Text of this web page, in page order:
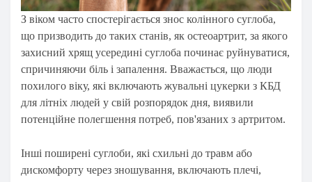
З віком часто спостерігається знос колінного суглоба,
що призводить до таких станів, як остеоартрит, за якого
захисний хрящ усередині суглоба починає руйнуватися,
спричиняючи біль і запалення. Вважається, що люди
похилого віку, які включають жувальні цукерки з КБД
для літніх людей у свій розпорядок дня, виявили
потенційне полегшення потреб, пов'язаних з артритом.
Інші поширені суглоби, які схильні до травм або
дискомфорту через зношування, включають плечі,